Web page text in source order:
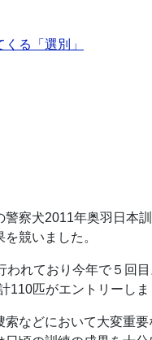
る「選別」
察犬2011年奥羽日本
競いました。
れており今年で５回
110匹がエントリーしま
などにおいて大変重